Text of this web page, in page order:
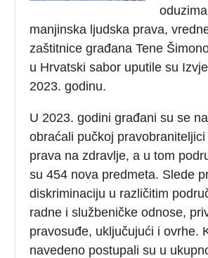
manjinska ljudska prava,
zaštitnice građana Tene
u Hrvatski sabor uputile su
2023. godinu.
U 2023. godini građani su se
obraćali pučkoj
prava na zdravlje, a u tom
su 454 nova predmeta. Slede
diskriminaciju u različitim
radne i službeničke odnose,
pravosuđe, uključujući i ovrhe.
navedeno postupali su u